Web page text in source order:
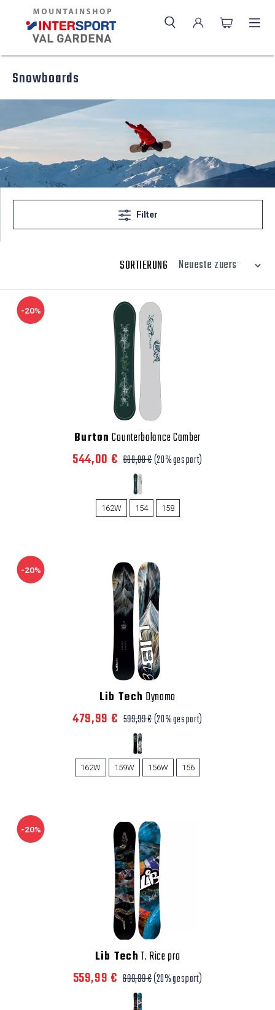
Snowboards
Filter
SORTIERUNG
-20%
Burton Counterbalance Camber
544,00 € 680,00 €(20% gespart)
162W 154 158
-20%
Lib Tech Dynamo
479,99 € 599,99 €(20% gespart)
162W 159W 156W 156
-20%
Lib TechT. Rice pro
559,99 € 699,99 €(20% gespart)